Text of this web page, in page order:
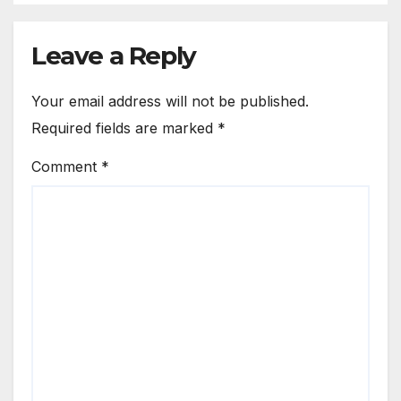
Leave a Reply
Your email address will not be published.
Required fields are marked *
Comment *